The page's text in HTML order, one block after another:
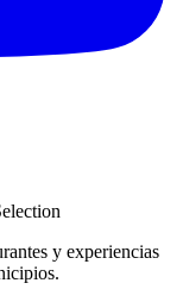
y experiencias